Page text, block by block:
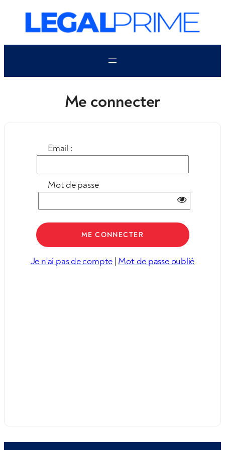
contenu
Me connecter
Email :
Mot de passe
Je n'ai pas de compte | Mot de passe oublié